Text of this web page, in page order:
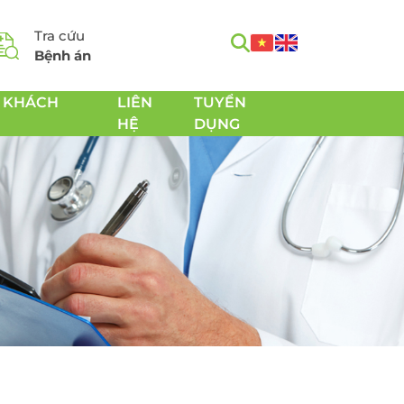
Tra cứu
Bệnh án
Tầm soát Ung thư toàn
diện
Tầm soát Ung thư tiêu
hóa
Tầm soát Ung thư
tuyến giáp
KHÁCH
LIÊN
HỆ
TUYỂN
DỤNG